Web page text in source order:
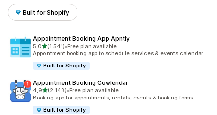
Built for Shopify
Appointment Booking App Apntly
5,0z 5 hvězd
(1 541)
Celkový počet recenzí: 1541
•Free plan available
Appointment booking app to schedule services & events calendar
Built for Shopify
Appointment Booking Cowlendar
4,9z 5 hvězd
(2 148)
Celkový počet recenzí: 2148
•Free plan available
Booking app for appointments, rentals, events & booking forms.
Built for Shopify